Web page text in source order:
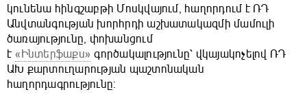
կունենա հինգշաբթի Մոսկվայում, հաղորդում է ՌԴ
Անվտանգության խորհրդի աշխատակազմի մամուլի
ծառայությունը, փոխանցում
է«Ինտերֆաքս» գործակալությունը՝ վկայակոչելով ՌԴ
ԱԽ քարտուղարության պաշտոնական
հաղորդագրությունը։